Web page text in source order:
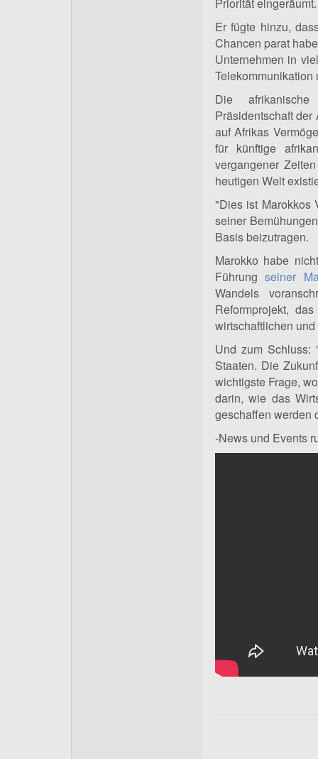
Er fügte hinzu,
Chancen parat
Unternehmen in
Die
Präsidentschaft
auf Afrikas
für künftige
vergangener
heutigen Welt
"Dies ist Marokkos
seiner
Basis beizutragen.
Marokko habe
Führung seiner
Wandels
Reformprojekt,
wirtschaftlichen
Und zum Schluss:
Staaten. Die
wichtigste Frage,
darin, wie das
geschaffen werden
-News und Events